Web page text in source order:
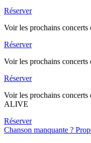
Réserver
Voir les prochains
Réserver
Voir les prochains
Réserver
Voir les prochains
ALIVE
Réserver
Chanson manquante ?